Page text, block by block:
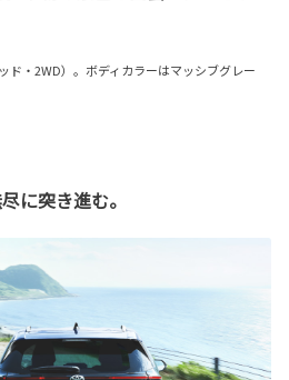
・2WD）。ボディカラーはマッシブグレー
に突き進む。